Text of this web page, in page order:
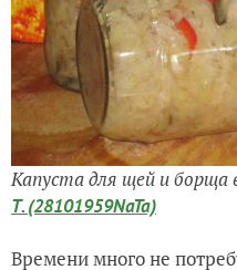
Капуста для щей и
Т. (28101959NaTa)
Времени много не